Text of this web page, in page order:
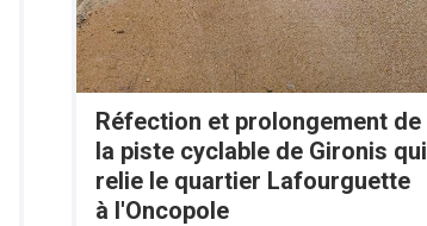
Réfection et prolongement de
la piste cyclable de Gironis qui
relie le quartier Lafourguette
à l'Oncopole